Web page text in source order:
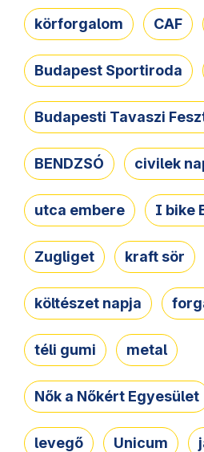
körforgalom CAF
Budapest Sportiroda
Budapesti Tavaszi
BENDZSÓ civilek
utca embere I bike
Zugliget kraft sör
költészet napja
téli gumi metal
Nők a Nőkért Egyesület
levegő Unicum